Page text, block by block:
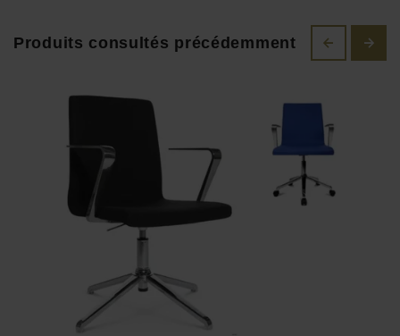
votre nouveau siège de bureau Topstar!
Produits consultés précédemment